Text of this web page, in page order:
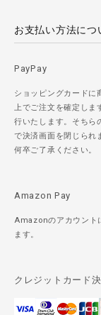
お支払い方法につ
PayPay
ショッピングカードに
上でご注文を確定し
行いたします。そちら
で決済画面を閉じられ
何卒ご了承ください。
Amazon Pay
Amazonのアカウント
ます。
クレジットカード